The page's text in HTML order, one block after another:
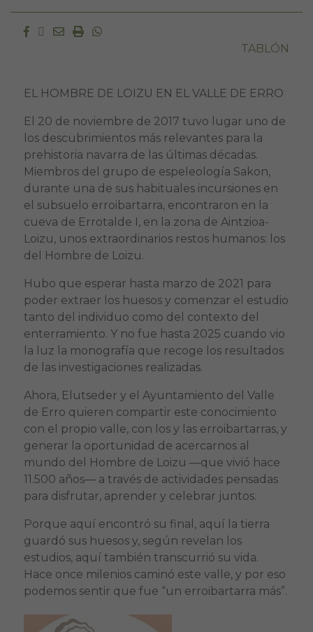
Facebook
Twitter
EmailImprimir
Whatsapp
TABLÓN
EL HOMBRE DE LOIZU EN EL VALLE DE ERRO
El 20 de noviembre de 2017 tuvo lugar uno de
los descubrimientos más relevantes para la
prehistoria navarra de las últimas décadas.
Miembros del grupo de espeleología Sakon,
durante una de sus habituales incursiones en
el subsuelo erroibartarra, encontraron en la
cueva de Errotalde I, en la zona de Aintzioa-
Loizu, unos extraordinarios restos humanos: los
del Hombre de Loizu.
Hubo que esperar hasta marzo de 2021 para
poder extraer los huesos y comenzar el estudio
tanto del individuo como del contexto del
enterramiento. Y no fue hasta 2025 cuando vio
la luz la monografía que recoge los resultados
de las investigaciones realizadas.
Ahora, Elutseder y el Ayuntamiento del Valle
de Erro quieren compartir este conocimiento
con el propio valle, con los y las erroibartarras, y
generar la oportunidad de acercarnos al
mundo del Hombre de Loizu —que vivió hace
11.500 años— a través de actividades pensadas
para disfrutar, aprender y celebrar juntos.
Porque aquí encontró su final, aquí la tierra
guardó sus huesos y, según revelan los
estudios, aquí también transcurrió su vida.
Hace once milenios caminó este valle, y por eso
podemos sentir que fue “un erroibartarra más”.